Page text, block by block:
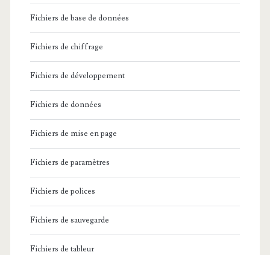
Fichiers de base de données
Fichiers de chiffrage
Fichiers de développement
Fichiers de données
Fichiers de mise en page
Fichiers de paramètres
Fichiers de polices
Fichiers de sauvegarde
Fichiers de tableur